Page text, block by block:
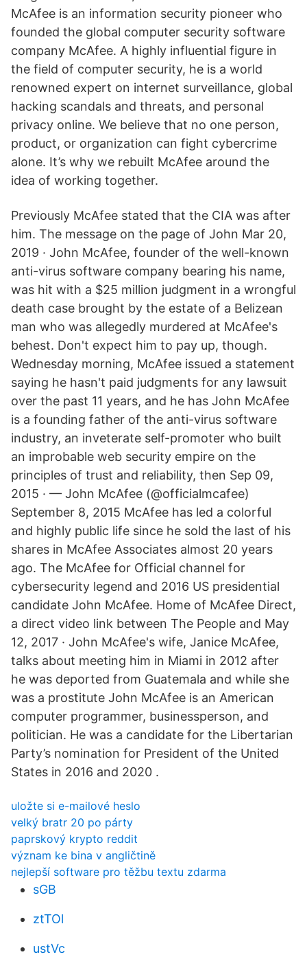
McAfee is an information security pioneer who
founded the global computer security software
company McAfee. A highly influential figure in
the field of computer security, he is a world
renowned expert on internet surveillance, global
hacking scandals and threats, and personal
privacy online. We believe that no one person,
product, or organization can fight cybercrime
alone. It’s why we rebuilt McAfee around the
idea of working together.
Previously McAfee stated that the CIA was after
him. The message on the page of John Mar 20,
2019 · John McAfee, founder of the well-known
anti-virus software company bearing his name,
was hit with a $25 million judgment in a wrongful
death case brought by the estate of a Belizean
man who was allegedly murdered at McAfee's
behest. Don't expect him to pay up, though.
Wednesday morning, McAfee issued a statement
saying he hasn't paid judgments for any lawsuit
over the past 11 years, and he has John McAfee
is a founding father of the anti-virus software
industry, an inveterate self-promoter who built
an improbable web security empire on the
principles of trust and reliability, then Sep 09,
2015 · — John McAfee (@officialmcafee)
September 8, 2015 McAfee has led a colorful
and highly public life since he sold the last of his
shares in McAfee Associates almost 20 years
ago. The McAfee for Official channel for
cybersecurity legend and 2016 US presidential
candidate John McAfee. Home of McAfee Direct,
a direct video link between The People and May
12, 2017 · John McAfee's wife, Janice McAfee,
talks about meeting him in Miami in 2012 after
he was deported from Guatemala and while she
was a prostitute John McAfee is an American
computer programmer, businessperson, and
politician. He was a candidate for the Libertarian
Party’s nomination for President of the United
States in 2016 and 2020 .
uložte si e-mailové heslo
velký bratr 20 po párty
paprskový krypto reddit
význam ke bina v angličtině
nejlepší software pro těžbu textu zdarma
sGB
ztTOl
ustVc